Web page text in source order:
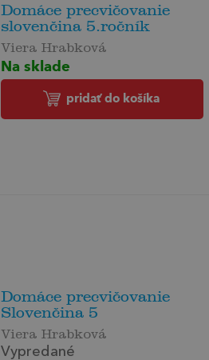
Domáce precvičovanie
slovenčina 5.ročník
Viera Hrabková
Na sklade
pridať do košíka
Domáce precvičovanie
Slovenčina 5
Viera Hrabková
Vypredané